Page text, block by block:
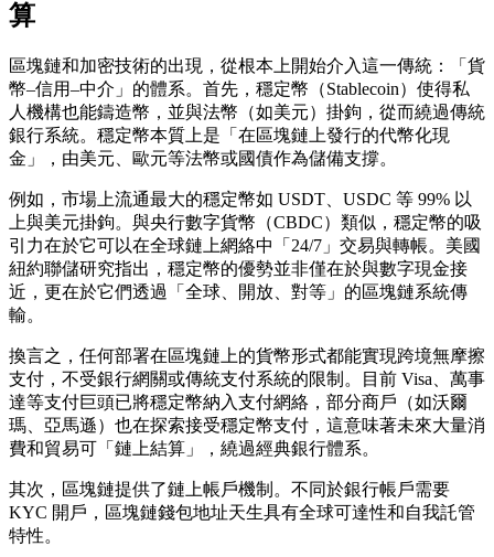
算
區塊鏈和加密技術的出現，從根本上開始介入這一傳統：「貨
幣–信用–中介」的體系。首先，穩定幣（Stablecoin）使得私
人機構也能鑄造幣，並與法幣（如美元）掛鉤，從而繞過傳統
銀行系統。穩定幣本質上是「在區塊鏈上發行的代幣化現
金」，由美元、歐元等法幣或國債作為儲備支撐。
例如，市場上流通最大的穩定幣如 USDT、USDC 等 99% 以
上與美元掛鉤。與央行數字貨幣（CBDC）類似，穩定幣的吸
引力在於它可以在全球鏈上網絡中「24/7」交易與轉帳。美國
紐約聯儲研究指出，穩定幣的優勢並非僅在於與數字現金接
近，更在於它們透過「全球、開放、對等」的區塊鏈系統傳
輸。
換言之，任何部署在區塊鏈上的貨幣形式都能實現跨境無摩擦
支付，不受銀行網關或傳統支付系統的限制。目前 Visa、萬事
達等支付巨頭已將穩定幣納入支付網絡，部分商戶（如沃爾
瑪、亞馬遜）也在探索接受穩定幣支付，這意味著未來大量消
費和貿易可「鏈上結算」，繞過經典銀行體系。
其次，區塊鏈提供了鏈上帳戶機制。不同於銀行帳戶需要
KYC 開戶，區塊鏈錢包地址天生具有全球可達性和自我託管
特性。